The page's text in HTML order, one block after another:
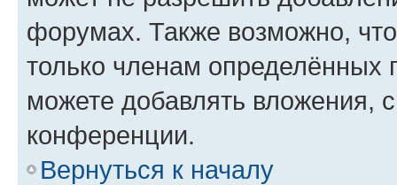
форумах. Также возможно,
только членам определённых
можете добавлять вложения,
конференции.
Вернуться к началу